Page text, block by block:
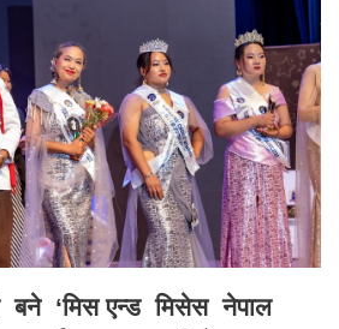
बने ‘मिस एन्ड मिसेस नेपाल